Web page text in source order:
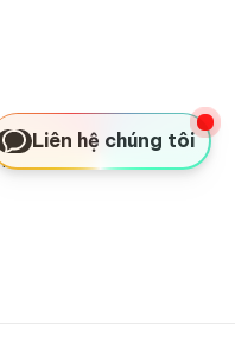
Liên hệ chúng tôi